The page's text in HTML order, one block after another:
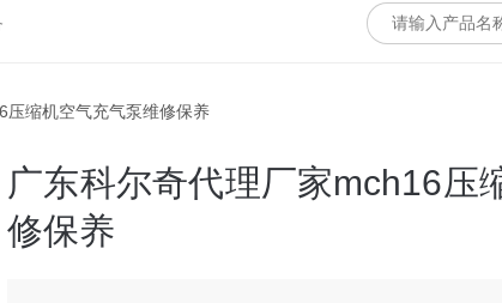
缩机空气充气泵​维修保养
广东科尔奇代理厂家mch16压
修保养